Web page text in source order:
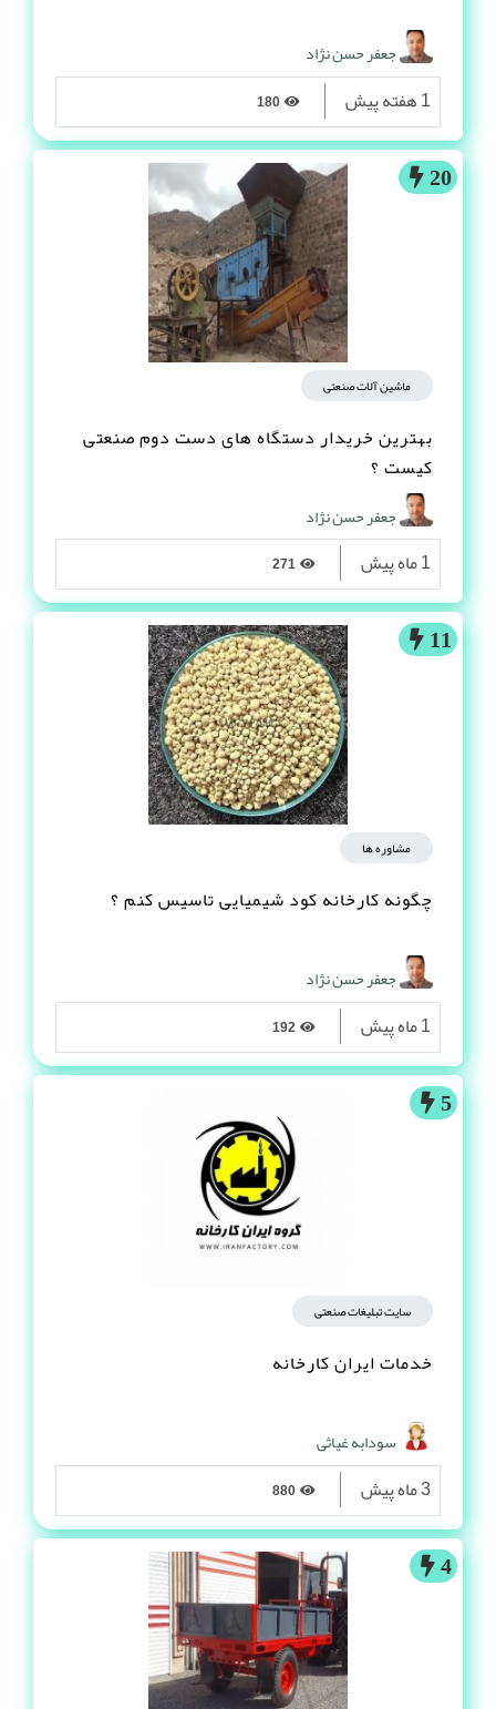
جعفر حسن نژاد
1 هفته پیش
20
ماشین آلات صنعتی
بهترین خریدار دستگاه های دست دوم صنعتی
کیست ؟
جعفر حسن نژاد
1 ماه پیش
11
مشاوره ها
چگونه کارخانه کود شیمیایی تاسیس کنم ؟
جعفر حسن نژاد
1 ماه پیش
5
سایت تبلیغات صنعتی
خدمات ایران کارخانه
سودابه غیاثی
3 ماه پیش
4